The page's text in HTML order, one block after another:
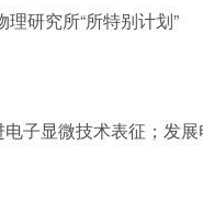
研究所“所特别计划”
子显微技术表征；发